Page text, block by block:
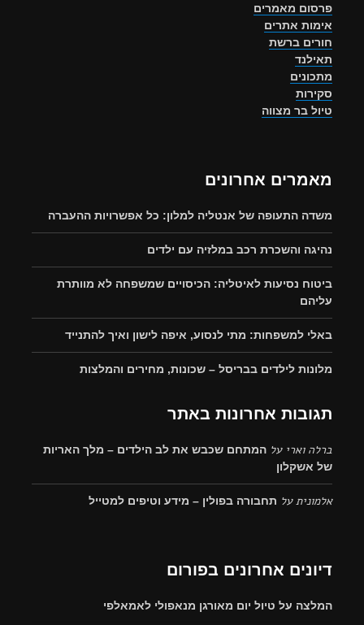
פרסום מאמרים
אימות אתרים
חורים ברשת
תאילנד
מתכונים
סקירות
טיול בר מצווה
מאמרים אחרונים
משדה התעופה של אנטליה למלון: כל אפשרויות ההעברה
נהיגה והשכרת רכב במלזיה עם ילדים
ביטוח נסיעות לאיטליה: הכיסויים שמשפחה לא מוותרת
עליהם
באלי למשפחות: מתי לנסוע, איפה לישון ואיך להתנייד
מלונות לילדים בבריסל – שכונות, מחירים והמלצות
תגובות אחרונות באתר
ברלה וארי על המתחם שכבש את לב הילדים – מלך האריות
של אשקלון
אלמוניתעל תחבורה בפולין – מידע וטיפים למטייל
דיונים אחרונים בפורום
המלצה על טיול יום מאורגן מנאפולי לאמאלפי